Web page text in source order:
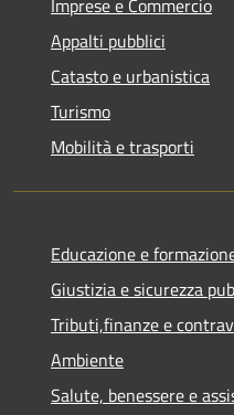
Imprese e Commercio
Appalti pubblici
Catasto e urbanistica
Turismo
Mobilità e trasporti
Educazione e
Giustizia e sicurezza
Tributi,finanze e
Ambiente
Salute, benessere e